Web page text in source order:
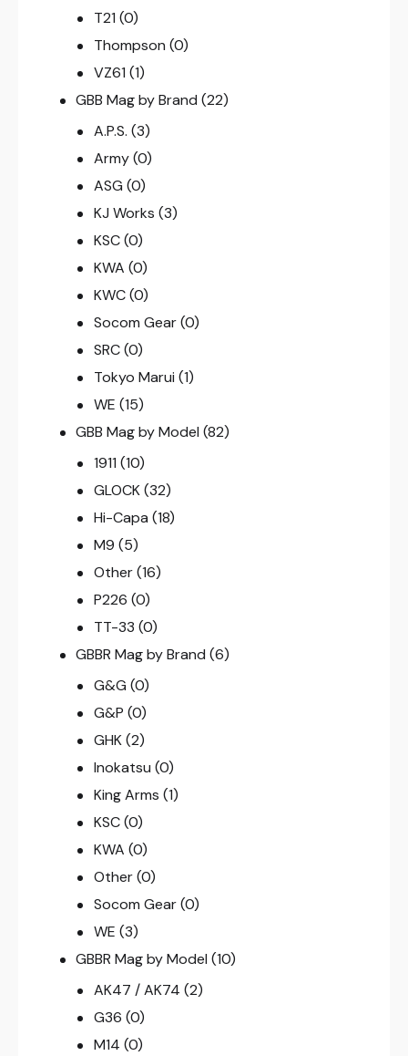
T21 (0)
Thompson (0)
VZ61 (1)
GBB Mag by Brand (22)
A.P.S. (3)
Army (0)
ASG (0)
KJ Works (3)
KSC (0)
KWA (0)
KWC (0)
Socom Gear (0)
SRC (0)
Tokyo Marui (1)
WE (15)
GBB Mag by Model (82)
1911 (10)
GLOCK (32)
Hi-Capa (18)
M9 (5)
Other (16)
P226 (0)
TT-33 (0)
GBBR Mag by Brand (6)
G&G (0)
G&P (0)
GHK (2)
Inokatsu (0)
King Arms (1)
KSC (0)
KWA (0)
Other (0)
Socom Gear (0)
WE (3)
GBBR Mag by Model (10)
AK47 / AK74 (2)
G36 (0)
M14 (0)